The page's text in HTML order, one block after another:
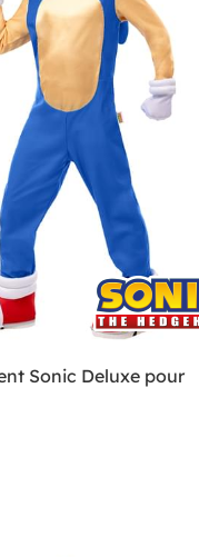
Sonic Deluxe pour